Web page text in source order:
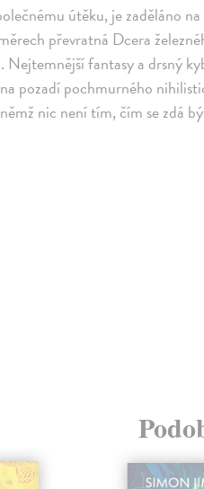
útěku, je zaděláno
převratná Dcera
fantasy a drsný
pozadí pochmurného
nic není tím, čím se zdá